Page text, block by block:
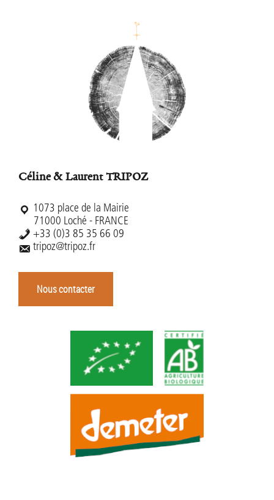
Céline & Laurent TRIPOZ
1073 place de la Mairie
71000 Loché - FRANCE
+33 (0)3 85 35 66 09
tripoz@tripoz.fr
Nous contacter